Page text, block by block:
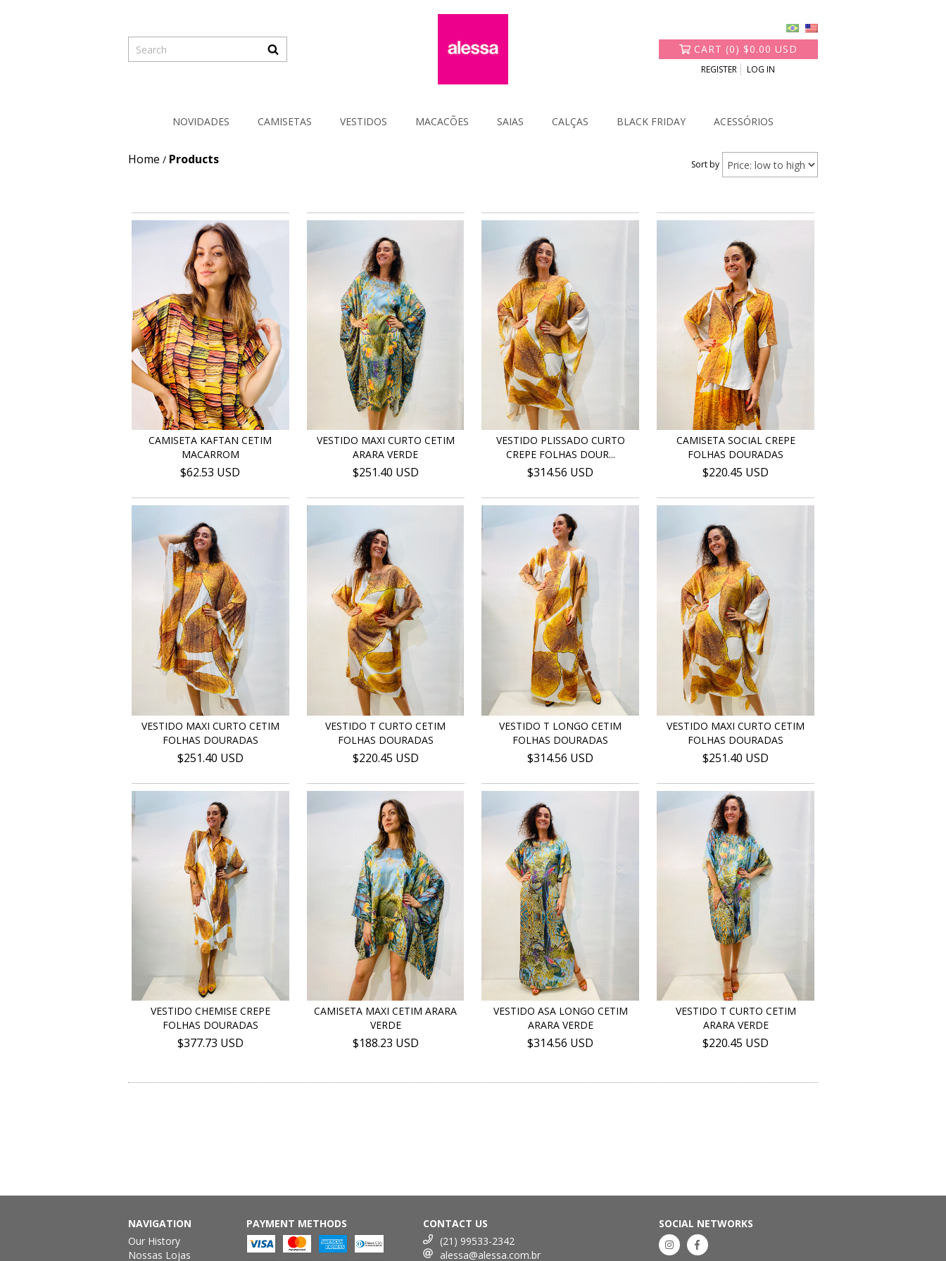
CART (0) $0.00 USD
REGISTER LOG IN
NOVIDADES CAMISETAS VESTIDOS MACACÕES SAIAS CALÇAS BLACK FRIDAY ACESSÓRIOS
Home / Products Sort by
CAMISETA KAFTAN CETIM
MACARROM
$62.53 USD
VESTIDO MAXI CURTO CETIM
ARARA VERDE
$251.40 USD
VESTIDO PLISSADO CURTO
CREPE FOLHAS DOUR...
$314.56 USD
CAMISETA SOCIAL CREPE
FOLHAS DOURADAS
$220.45 USD
VESTIDO MAXI CURTO CETIM
FOLHAS DOURADAS
$251.40 USD
VESTIDO T CURTO CETIM
FOLHAS DOURADAS
$220.45 USD
VESTIDO T LONGO CETIM
FOLHAS DOURADAS
$314.56 USD
VESTIDO MAXI CURTO CETIM
FOLHAS DOURADAS
$251.40 USD
VESTIDO CHEMISE CREPE
FOLHAS DOURADAS
$377.73 USD
CAMISETA MAXI CETIM ARARA
VERDE
$188.23 USD
VESTIDO ASA LONGO CETIM
ARARA VERDE
$314.56 USD
VESTIDO T CURTO CETIM
ARARA VERDE
$220.45 USD
NAVIGATION
Our History
Nossas Lojas
PAYMENT METHODS
CONTACT US
(21) 99533-2342
alessa@alessa.com.br
SOCIAL NETWORKS